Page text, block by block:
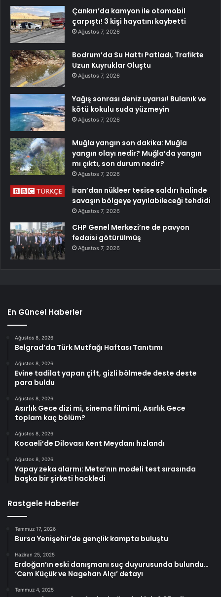
Çankırı’da kamyon ile otomobil
çarpıştı! 3 kişi hayatını kaybetti
Ağustos 7, 2026
Bodrum’da Su Hattı Patladı, Trafikte
Uzun Kuyruklar Oluştu
Ağustos 7, 2026
Yağış sonrası deniz uyarısı! Bulanık ve
kötü kokulu suda yüzmeyin
Ağustos 7, 2026
Muğla yangın son dakika: Muğla
yangın olayı nedir? Muğla’da yangın
mı çıktı, son durum nedir?
Ağustos 7, 2026
İran’dan nükleer tesise saldırı halinde
savaşın bölgeye yayılabileceği tehdidi
Ağustos 7, 2026
CHP Genel Merkezi’ne de pavyon
fedaisi götürülmüş
Ağustos 7, 2026
En Güncel Haberler
Ağustos 8, 2026
Belgrad’da Türk Mutfağı Haftası Tanıtımı
Ağustos 8, 2026
Evine tadilat yapan çift, gizli bölmede deste deste
para buldu
Ağustos 8, 2026
Asırlık Gece dizi mi, sinema filmi mi, Asırlık Gece
toplam kaç bölüm?
Ağustos 8, 2026
Kocaeli’de Dilovası Kent Meydanı hızlandı
Ağustos 8, 2026
Yapay zeka alarmı: Meta’nın modeli test sırasında
başka bir şirketi hackledi
Rastgele Haberler
Temmuz 17, 2026
Bursa Yenişehir’de gençlik kampta buluştu
Haziran 25, 2025
Erdoğan’ın eski danışmanı suç duyurusunda bulundu…
‘Cem Küçük ve Nagehan Alçı’ detayı
Temmuz 4, 2025